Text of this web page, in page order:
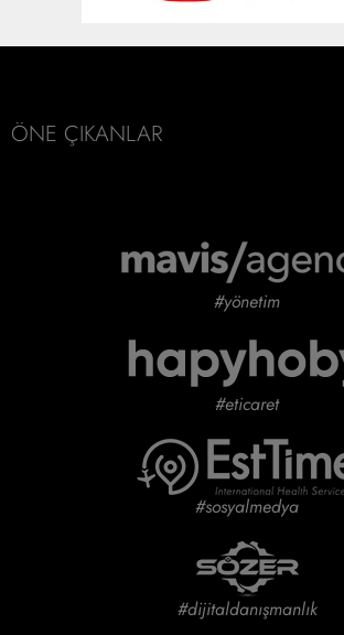
ÖNE ÇIKANLAR
#yönetim
#eticaret
#sosyalmedya
#dijitaldanışmanlık